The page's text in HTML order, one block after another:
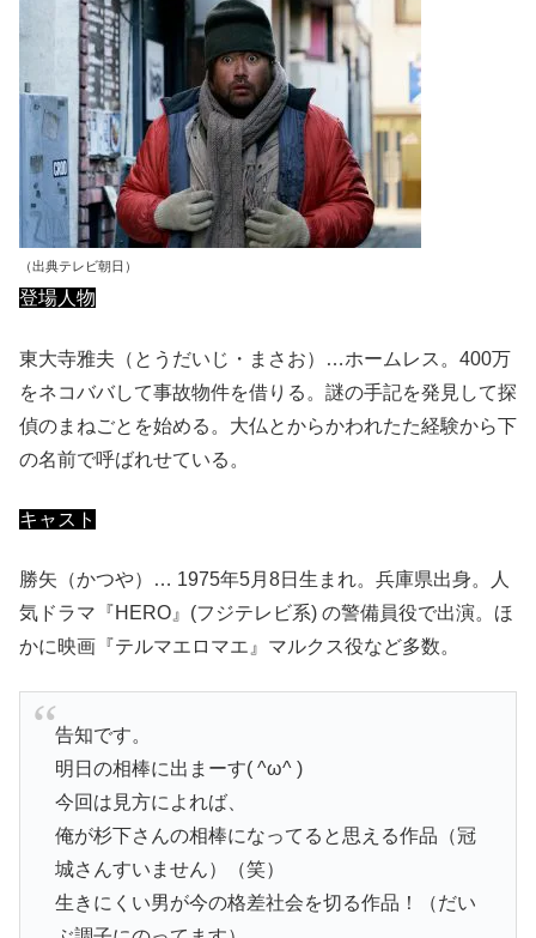
（出典テレビ朝日）
登場人物
東大寺雅夫（とうだいじ・まさお）…ホームレス。400万
をネコババして事故物件を借りる。謎の手記を発見して探
偵のまねごとを始める。大仏とからかわれたた経験から下
の名前で呼ばれせている。
キャスト
勝矢（かつや）… 1975年5月8日生まれ。兵庫県出身。人
気ドラマ『HERO』(フジテレビ系) の警備員役で出演。ほ
かに映画『テルマエロマエ』マルクス役など多数。
告知です。
明日の相棒に出まーす( ^ω^ )
今回は見方によれば、
俺が杉下さんの相棒になってると思える作品（冠
城さんすいません）（笑）
生きにくい男が今の格差社会を切る作品！（だい